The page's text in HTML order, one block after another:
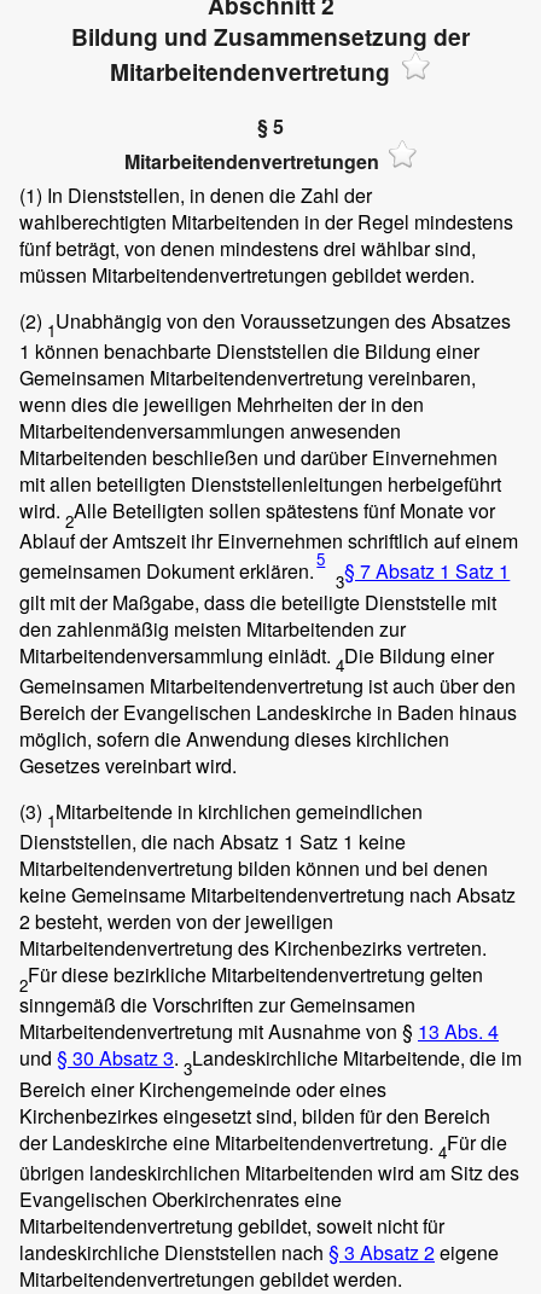
Bildung und Zusammensetzung der
Mitarbeitendenvertretung
§ 5
Mitarbeitendenvertretungen
(1) In Dienststellen, in denen die Zahl der
wahlberechtigten Mitarbeitenden in der Regel mindestens
fünf beträgt, von denen mindestens drei wählbar sind,
müssen Mitarbeitendenvertretungen gebildet werden.
(2) 1Unabhängig von den Voraussetzungen des Absatzes
1 können benachbarte Dienststellen die Bildung einer
Gemeinsamen Mitarbeitendenvertretung vereinbaren,
wenn dies die jeweiligen Mehrheiten der in den
Mitarbeitendenversammlungen anwesenden
Mitarbeitenden beschließen und darüber Einvernehmen
mit allen beteiligten Dienststellenleitungen herbeigeführt
wird. 2Alle Beteiligten sollen spätestens fünf Monate vor
Ablauf der Amtszeit ihr Einvernehmen schriftlich auf einem
gemeinsamen Dokument erklären.5
3§ 7 Absatz 1 Satz 1
gilt mit der Maßgabe, dass die beteiligte Dienststelle mit
den zahlenmäßig meisten Mitarbeitenden zur
Mitarbeitendenversammlung einlädt. 4Die Bildung einer
Gemeinsamen Mitarbeitendenvertretung ist auch über den
Bereich der Evangelischen Landeskirche in Baden hinaus
möglich, sofern die Anwendung dieses kirchlichen
Gesetzes vereinbart wird.
(3) 1Mitarbeitende in kirchlichen gemeindlichen
Dienststellen, die nach Absatz 1 Satz 1 keine
Mitarbeitendenvertretung bilden können und bei denen
keine Gemeinsame Mitarbeitendenvertretung nach Absatz
2 besteht, werden von der jeweiligen
Mitarbeitendenvertretung des Kirchenbezirks vertreten.
2Für diese bezirkliche Mitarbeitendenvertretung gelten
sinngemäß die Vorschriften zur Gemeinsamen
Mitarbeitendenvertretung mit Ausnahme von § 13 Abs. 4
und § 30 Absatz 3. 3Landeskirchliche Mitarbeitende, die im
Bereich einer Kirchengemeinde oder eines
Kirchenbezirkes eingesetzt sind, bilden für den Bereich
der Landeskirche eine Mitarbeitendenvertretung. 4Für die
übrigen landeskirchlichen Mitarbeitenden wird am Sitz des
Evangelischen Oberkirchenrates eine
Mitarbeitendenvertretung gebildet, soweit nicht für
landeskirchliche Dienststellen nach § 3 Absatz 2eigene
Mitarbeitendenvertretungen gebildet werden.